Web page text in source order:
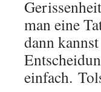
man eine
dann
einfach.